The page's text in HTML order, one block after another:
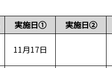
実施日① 実施日②
11月17日